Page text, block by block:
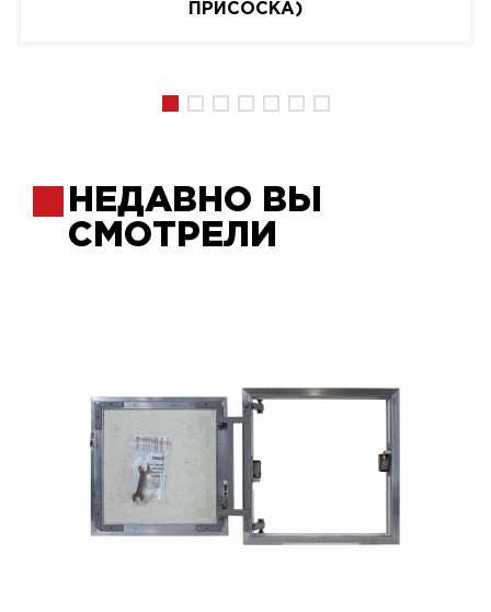
ПРИСОСКА)
НЕДАВНО ВЫ
СМОТРЕЛИ